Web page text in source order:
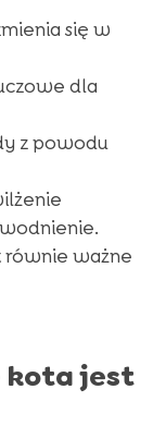
się w
dla
z powodu
równie ważne
kota jest